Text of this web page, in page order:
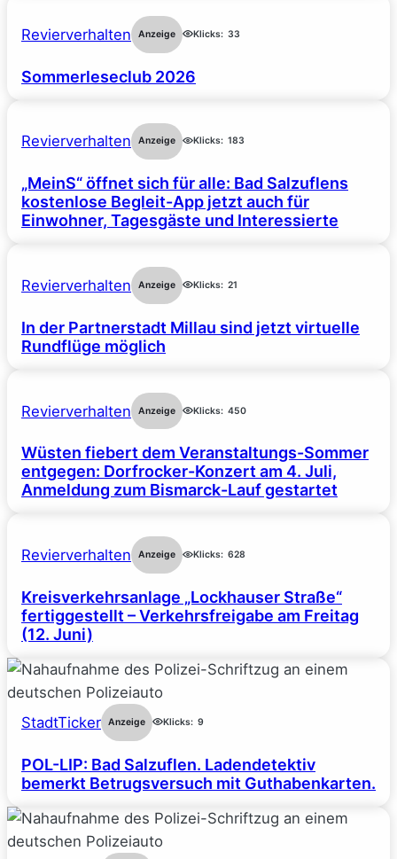
Revierverhalten Anzeige Klicks: 33
Sommerleseclub 2026
Revierverhalten Anzeige Klicks: 183
„MeinS“ öffnet sich für alle: Bad Salzuflens
kostenlose Begleit-App jetzt auch für
Einwohner, Tagesgäste und Interessierte
Revierverhalten Anzeige Klicks: 21
In der Partnerstadt Millau sind jetzt virtuelle
Rundflüge möglich
Revierverhalten Anzeige Klicks: 450
Wüsten fiebert dem Veranstaltungs-Sommer
entgegen: Dorfrocker-Konzert am 4. Juli,
Anmeldung zum Bismarck-Lauf gestartet
Revierverhalten Anzeige Klicks: 628
Kreisverkehrsanlage „Lockhauser Straße“
fertiggestellt – Verkehrsfreigabe am Freitag
(12. Juni)
StadtTicker Anzeige Klicks: 9
POL-LIP: Bad Salzuflen. Ladendetektiv
bemerkt Betrugsversuch mit Guthabenkarten.